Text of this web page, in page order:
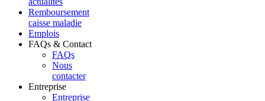
Remboursement
caisse maladie
Emplois
FAQs & Contact
FAQs
Nous
contacter
Entreprise
Entreprise